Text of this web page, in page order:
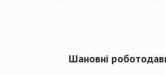
Шановні